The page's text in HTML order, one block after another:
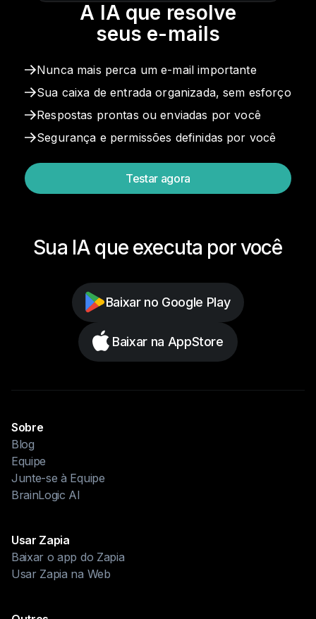
A IA que resolve
seus e-mails
Nunca mais perca um e-mail importante
Sua caixa de entrada organizada, sem esforço
Respostas prontas ou enviadas por você
Segurança e permissões definidas por você
Testar agora
Sua IA que executa por você
Baixar no Google Play
Baixar na AppStore
Sobre
Blog
Equipe
Junte-se à Equipe
BrainLogic AI
Usar Zapia
Baixar o app do Zapia
Usar Zapia na Web